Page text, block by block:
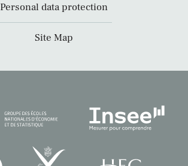
Personal data protection
Site Map